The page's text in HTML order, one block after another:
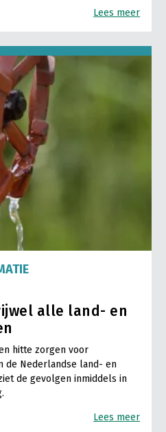
Lees meer
alle land- en
hitte zorgen voor
de Nederlandse land- en
de gevolgen inmiddels in
Lees meer